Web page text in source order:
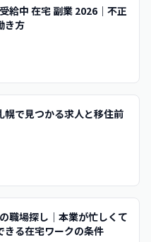
給中 在宅 副業 2026｜不正
き方
幌で見つかる求人と移住前
職場探し｜本業が忙しくて
きる在宅ワークの条件